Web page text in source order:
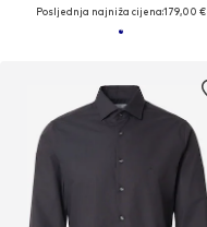
Posljednja najniža cijena:179,00 €